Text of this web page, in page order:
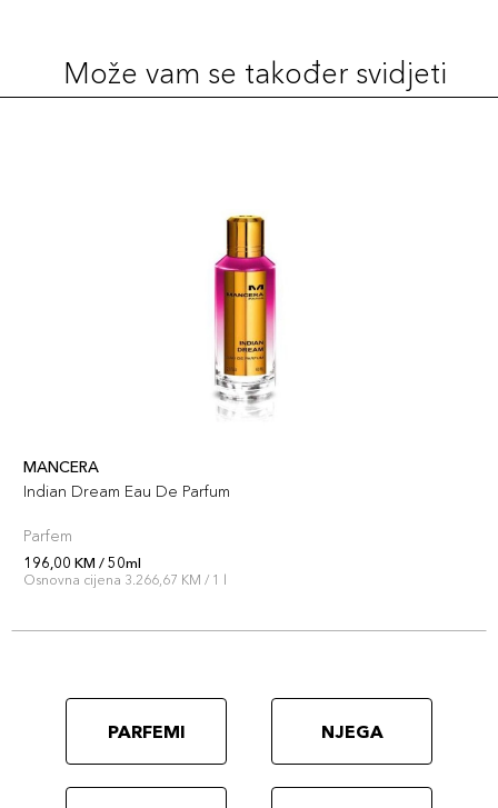
Može vam se također svidjeti
MANCERA
Indian Dream Eau De Parfum
Parfem
196,00 KM / 50ml
Osnovna cijena 3.266,67 KM / 1 l
PARFEMI NJEGA